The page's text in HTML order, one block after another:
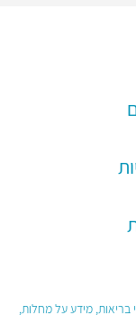
בריאות, מידע על מחלות,